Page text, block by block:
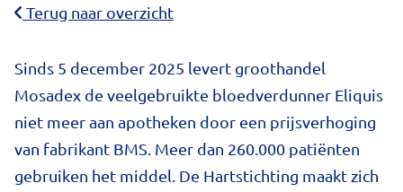
Terug naar overzicht
Sinds 5 december 2025 levert groothandel
Mosadex de veelgebruikte bloedverdunner Eliquis
niet meer aan apotheken door een prijsverhoging
van fabrikant BMS. Meer dan 260.000 patiënten
gebruiken het middel. De Hartstichting maakt zich